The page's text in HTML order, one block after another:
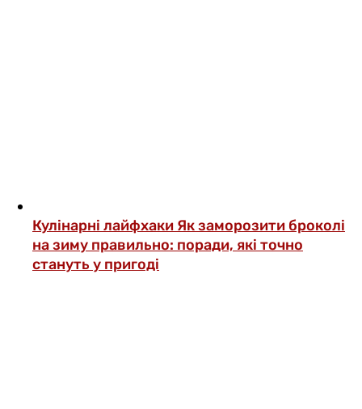
Кулінарні лайфхаки Як заморозити броколі
на зиму правильно: поради, які точно
стануть у пригоді